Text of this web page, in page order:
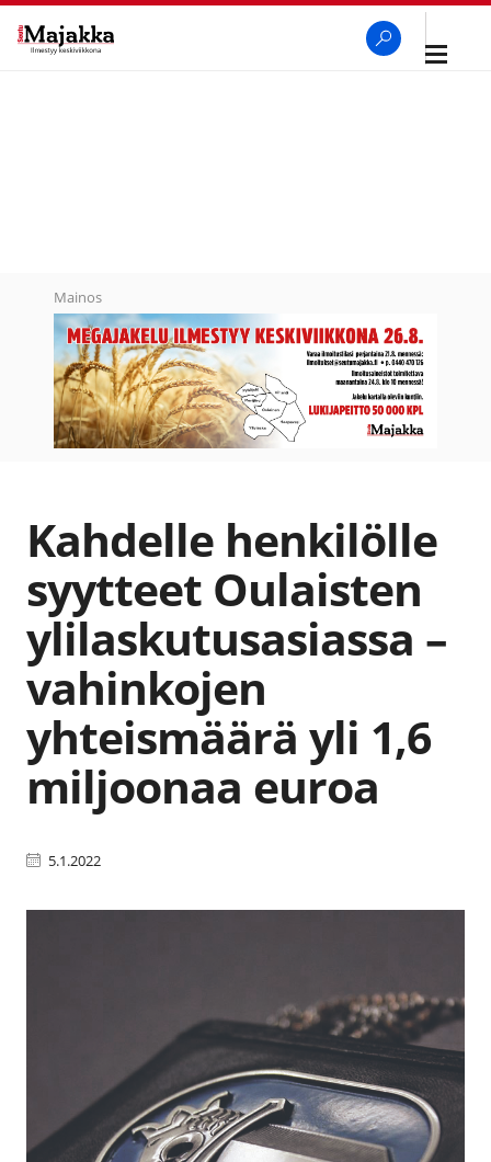
Avaa
Mainos
Kahdelle henkilölle
syytteet Oulaisten
ylilaskutusasiassa –
vahinkojen
yhteismäärä yli 1,6
miljoonaa euroa
5.1.2022